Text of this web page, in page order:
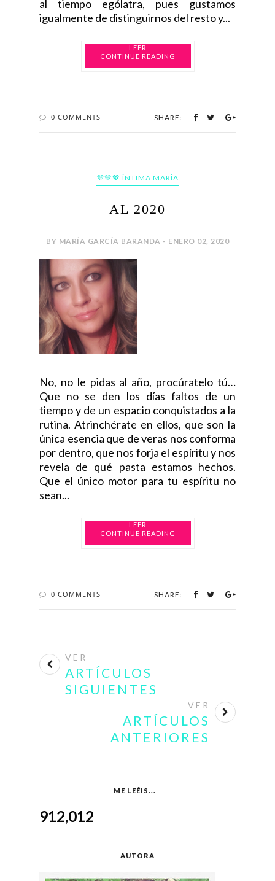
al tiempo ególatra, pues gustamos
igualmente de distinguirnos del resto y...
CONTINUE READING
0 COMMENTS SHARE:
💜💙💖 ÍNTIMA MARÍA
AL 2020
BY MARÍA GARCÍA BARANDA - ENERO 02, 2020
No, no le pidas al año, procúratelo tú…
Que no se den los días faltos de un
tiempo y de un espacio conquistados a la
rutina. Atrinchérate en ellos, que son la
única esencia que de veras nos conforma
por dentro, que nos forja el espíritu y nos
revela de qué pasta estamos hechos.
Que el único motor para tu espíritu no
sean...
CONTINUE READING
0 COMMENTS SHARE:
VER
ARTÍCULOS
SIGUIENTES
VER
ARTÍCULOS
ANTERIORES
ME LEÉIS...
912,012
AUTORA